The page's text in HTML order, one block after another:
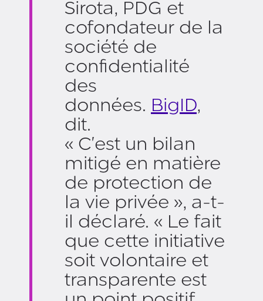
Sirota, PDG et
cofondateur de la
société de
confidentialité
des
données. BigID,
dit.
« C'est un bilan
mitigé en matière
de protection de
la vie privée », a-t-
il déclaré. « Le fait
que cette initiative
soit volontaire et
transparente est